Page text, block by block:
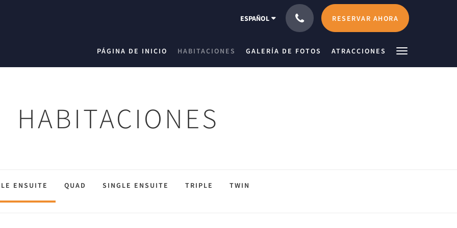
ESPAÑOL RESERVAR AHORA
PÁGINA DE INICIO HABITACIONES GALERÍA DE FOTOS ATRACCIONES
HABITACIONES
ENSUITE QUAD SINGLE ENSUITE TRIPLE TWIN